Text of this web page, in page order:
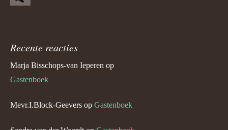
Recente reacties
Marja Bisschops-van Ieperen op
Gastenboek
Mevr.I.Block-Geevers op Gastenboek